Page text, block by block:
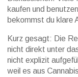
kaufen und
bekommst du klare
Kurz gesagt: Die
nicht direkt unter
nicht explizit
weil es aus